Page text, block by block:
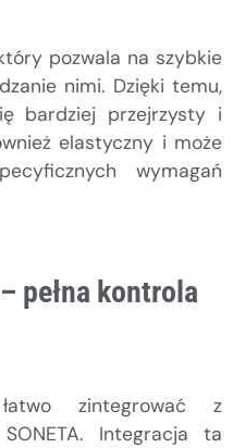
pozwala na szybkie
nimi. Dzięki temu,
bardziej przejrzysty i
elastyczny i może
wymagań
pełna kontrola
zintegrować z
Integracja ta